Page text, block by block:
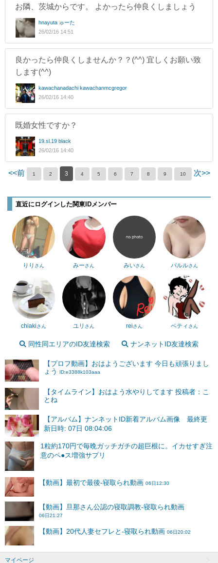
お隣、茨城からです。 よかったら仲良くしましょう
hnayuta ゅーた
26/02/16 14:51
良かったら仲良くしませんか？？(^^) 宜しくお願い致
します(^^)
kawachanadachi kawachanmcgregor
26/02/16 14:40
既婚女性ですか？
19.sl.19 black
26/02/16 14:40
<<前 1 2 3 4 5 6 7 8 9 10 次>>
直近にログインした関東IDメンバー
りり さん みーさん みいさん パルルさん
chiakiさん ユリ さん reiさん ベティ さん
同性同エリアのID友達検索 ナンネットID友達検索
【プロフ動画】おはようございます 今日も頑張りまし
ょう
ID:e3388k103aaa
【タイムライン】おはよう水やりしてます 投稿者：こ
とね
【アルバム】ナンネットID新着アルバム画像 最終更
新日時: 07日 08:04:06
マイページ